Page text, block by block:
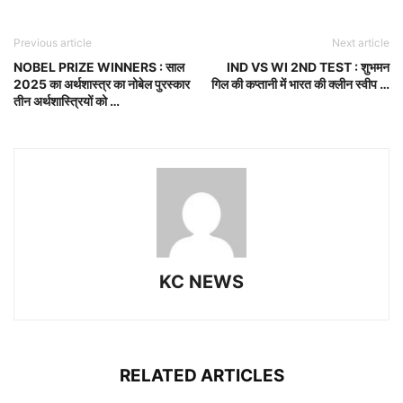
Previous article
NOBEL PRIZE WINNERS : साल
2025 का अर्थशास्त्र का नोबेल पुरस्कार
तीन अर्थशास्त्रियों को …
Next article
IND VS WI 2ND TEST : शुभमन
गिल की कप्तानी में भारत की क्लीन स्वीप …
KC NEWS
RELATED ARTICLES